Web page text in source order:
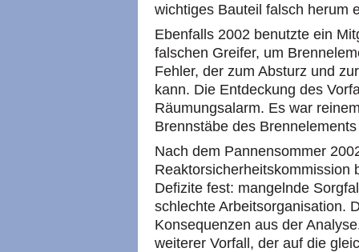
wichtiges Bauteil falsch herum
Ebenfalls 2002 benutzte ein
falschen Greifer, um
Fehler, der zum Absturz und
kann. Die Entdeckung des
Räumungsalarm. Es war
Brennstäbe des
Nach dem Pannensommer
Reaktorsicherheitskommission
Defizite fest: mangelnde
schlechte Arbeitsorganisation.
Konsequenzen aus der
weiterer Vorfall, der auf die